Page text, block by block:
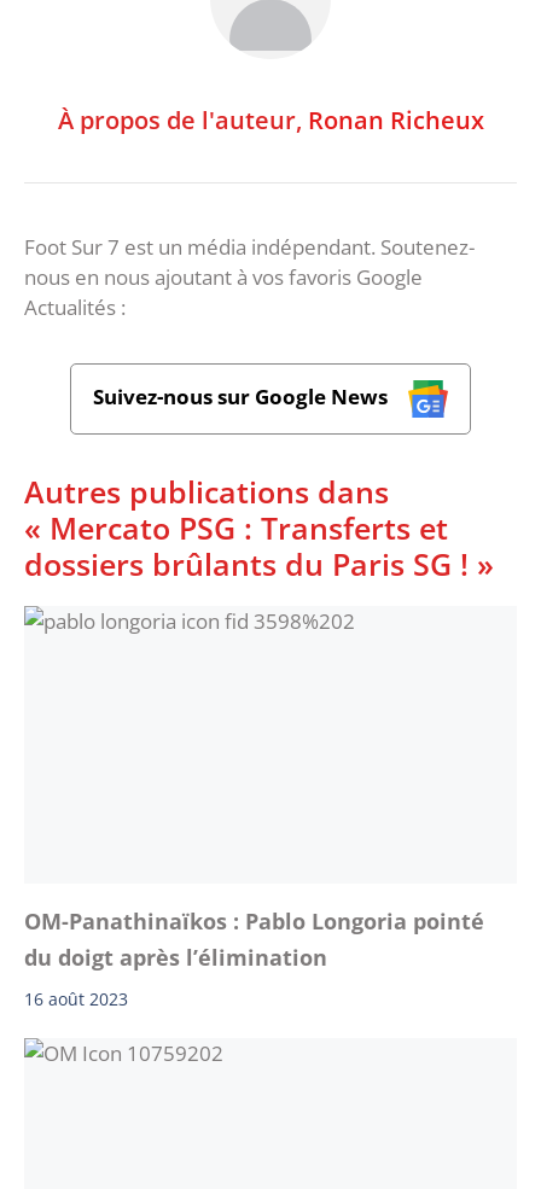
À propos de l'auteur, Ronan Richeux
Foot Sur 7 est un média indépendant. Soutenez-
nous en nous ajoutant à vos favoris Google
Actualités :
Suivez-nous sur Google News
Autres publications dans
« Mercato PSG : Transferts et
dossiers brûlants du Paris SG ! »
OM-Panathinaïkos : Pablo Longoria pointé
du doigt après l’élimination
16 août 2023